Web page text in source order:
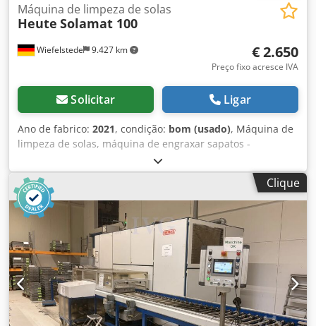
Wiefelstede 9.427 km
Máquina de limpeza de solas
Heute Solamat 100
€ 2.650
Preço fixo acresce IVA
Solicitar Ligar
Ano de fabrico: 2021, condição: bom (usado), Máquina de
limpeza de solas, máquina de engraxar sapatos -
Fabricante: Heute, máquina de limpeza de solas, máquina
de engraxar sapatos -Tipo: Solamat 100 -Alimentação
elétrica: 230 Volts -4 escovas cilíndricas: para as solas
(nylon) Csdpfszrfykjx Al Sjrf -2 escovas redondas: (nylon)
para as laterais -1 escova para couro: (crina de cavalo) -
Dimensões: 560/460/A1090 mm -Peso: 59 kg
Clique